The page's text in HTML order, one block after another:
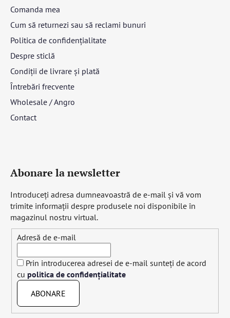
Comanda mea
Cum să returnezi sau să reclami bunuri
Politica de confidențialitate
Despre sticlă
Condiții de livrare și plată
Întrebări frecvente
Wholesale / Angro
Contact
Abonare la newsletter
Introduceţi adresa dumneavoastră de e-mail şi vă vom
trimite informaţii despre produsele noi disponibile în
magazinul nostru virtual.
Adresă de e-mail
Prin introducerea adresei de e-mail sunteți de acord
cu politica de confidențialitate
ABONARE